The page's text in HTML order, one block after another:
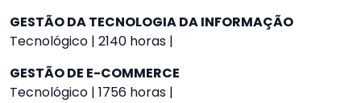
GESTÃO DA TECNOLOGIA DA INFORMAÇÃO
Tecnológico | 2140 horas |
GESTÃO DE E-COMMERCE
Tecnológico | 1756 horas |